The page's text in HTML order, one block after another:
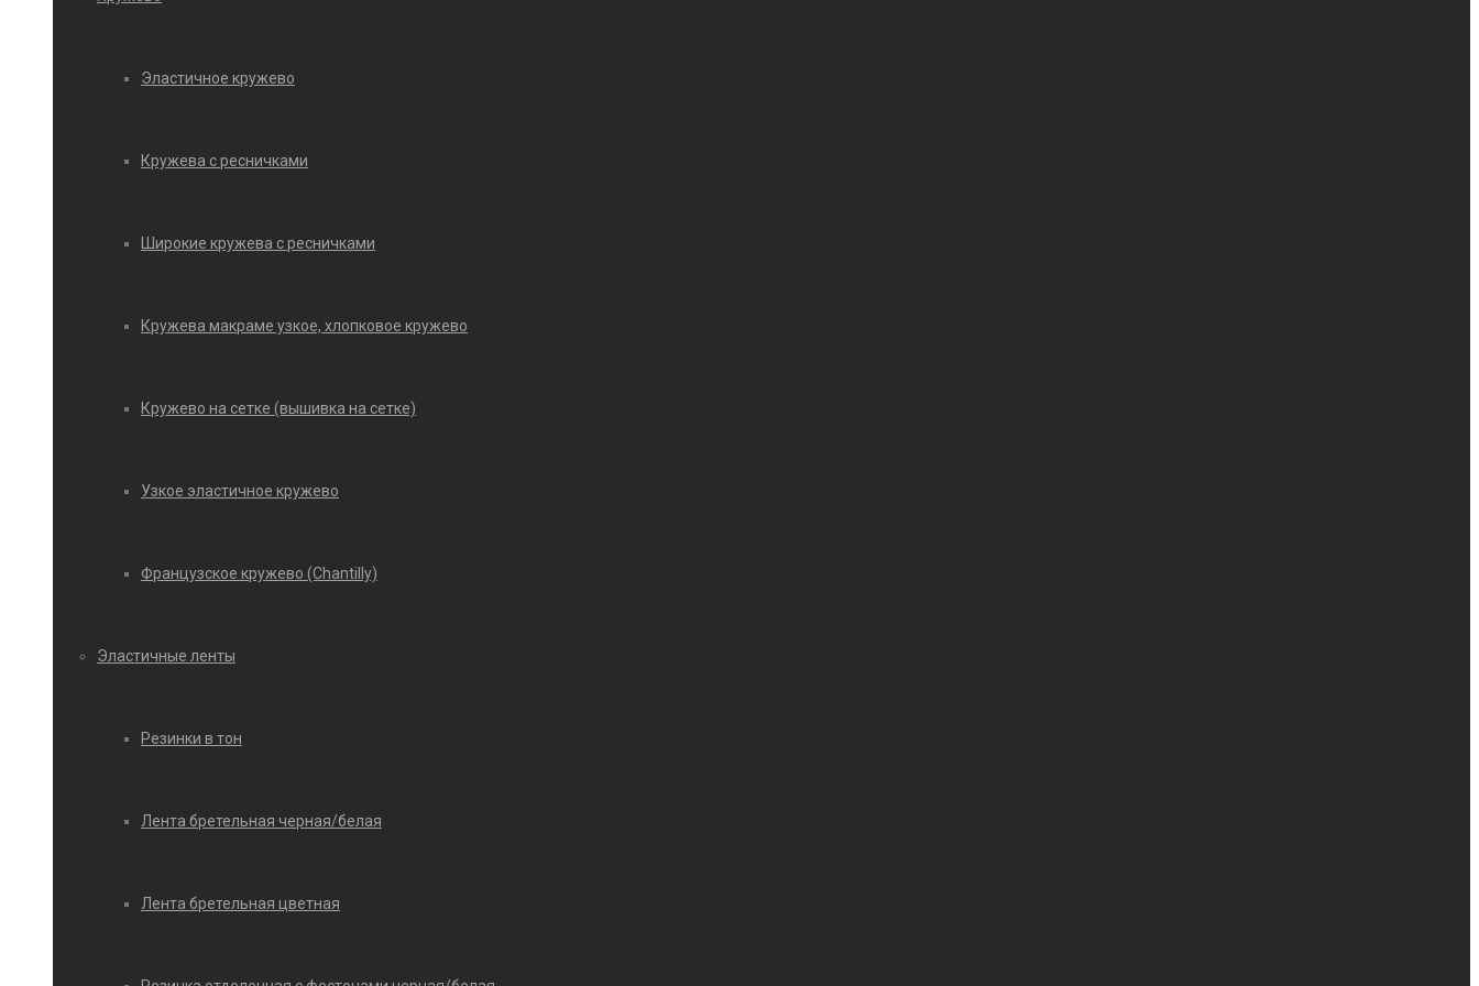
Эластичное кружево
Кружева с ресничками
Широкие кружева с ресничками
Кружева макраме узкое, хлопковое кружево
Кружево на сетке (вышивка на сетке)
Узкое эластичное кружево
Французское кружево (Chantilly)
Эластичные ленты
Резинки в тон
Лента бретельная черная/белая
Лента бретельная цветная